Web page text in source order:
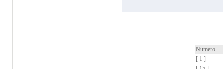
Numero
[ 1 ]